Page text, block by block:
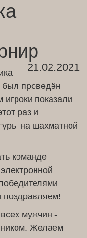
21.02.2021
проведён
показали
раз и
на шахматной
команде
поздравляем!
мужчин -
Желаем